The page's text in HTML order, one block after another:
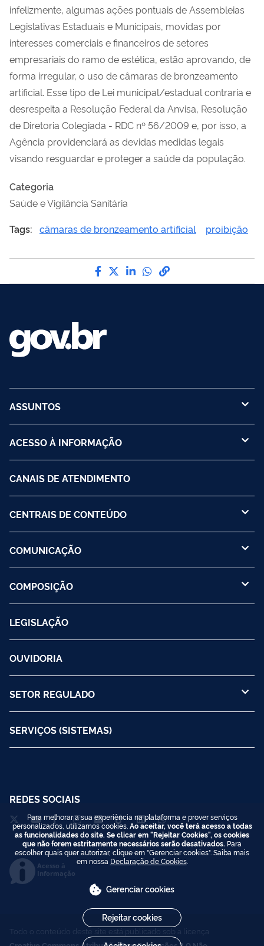
infelizmente, algumas ações pontuais de Assembleias
Legislativas Estaduais e Municipais, movidas por
interesses comerciais e financeiros de setores
empresariais do ramo de estética, estão aprovando, de
forma irregular, o uso de câmaras de bronzeamento
artificial. Esse tipo de Lei municipal/estadual contraria e
desrespeita a Resolução Federal da Anvisa, Resolução
de Diretoria Colegiada - RDC nº 56/2009 e, por isso, a
Agência providenciará as devidas medidas legais
visando resguardar e proteger a saúde da população.
Categoria
Saúde e Vigilância Sanitária
Tags: câmaras de bronzeamento artificial proibição
Compartilhe por Facebook
Compartilhe por Twitter
Compartilhe por
Compartilhe por
link para Copiar
ASSUNTOS
ACESSO À INFORMAÇÃO
CANAIS DE ATENDIMENTO
CENTRAIS DE CONTEÚDO
COMUNICAÇÃO
COMPOSIÇÃO
LEGISLAÇÃO
OUVIDORIA
SETOR REGULADO
SERVIÇOS (SISTEMAS)
REDES SOCIAIS
Acesso à
Informação
Todo o conteúdo deste site está publicado sob a licença
Para melhorar a sua experiência na plataforma e prover serviços
personalizados, utilizamos cookies. Ao aceitar, você terá acesso a todas
as funcionalidades do site. Se clicar em "Rejeitar Cookies", os cookies
que não forem estritamente necessários serão desativados. Para
escolher quais quer autorizar, clique em "Gerenciar cookies". Saiba mais
em nossa Declaração de Cookies.
Gerenciar cookies
Rejeitar cookies